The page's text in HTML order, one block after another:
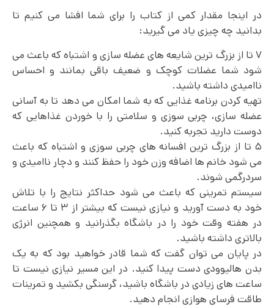
در اینجا مقدار کمی از کتاب را برای شما افشا می‌ کنیم تا
بدانید چه چیزی یاد می گیرید:
۷ تا از بزرگ ترین شایعه های عضله سازی و اشتباه که باعث می
شود شما عضلات کوچک و ضعیف باقی بمانند و احساس
ناامیدی داشته باشید.
تهیه کردن برنامه غذایی که به شما امکان می‌ دهد تا به آسانی
عضله سازی، چربی سوزی و سلامتی را با خوردن غذاهایی که
دوست دارید تجربه کنید.
۵ تا از بزرگ ترین افسانه های چربی سوزی و اشتباه که باعث
می شود خانم ها اضافه وزن خود را حفظ کنند و دچار ناامیدی و
سردرگمی شوند.
سیستم تمرینی که باعث می شود حداکثر نتایج را با تلاش
خود به دست آورید و نیازی نیست که بیشتر از ۳ تا ۶ ساعت
در هفته وقت خود را در باشگاه بگذرانید و همچنین انرژی
بالاتری داشته باشید.
در پایان می توان گفت که شما قادر خواهید بود که به یک
بدن هالیوودی دست پیدا کنید. در این مسیر نیازی نیست تا
ساعت های زیادی در باشگاه باشید، گرسنگی بکشید و تمرینات
طاقت فرسای هوازی انجام دهید.